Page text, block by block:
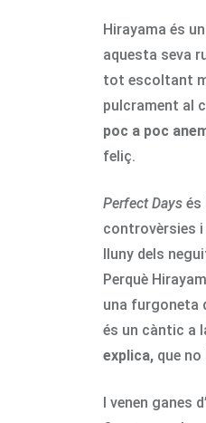
Hirayama és
aquesta seva
tot escoltant
pulcrament al
poc a poc
feliç.
Perfect Days és
controvèrsies i
lluny dels
Perquè
una furgoneta
és un càntic a
explica, que
I venen ganes